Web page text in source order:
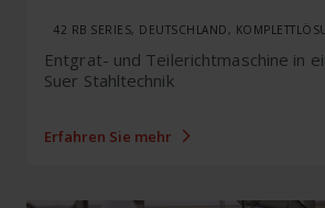
42 RB SERIES, DEUTSCHLAND,
Entgrat- und Teilerichtmaschine in
Suer Stahltechnik
Erfahren Sie mehr